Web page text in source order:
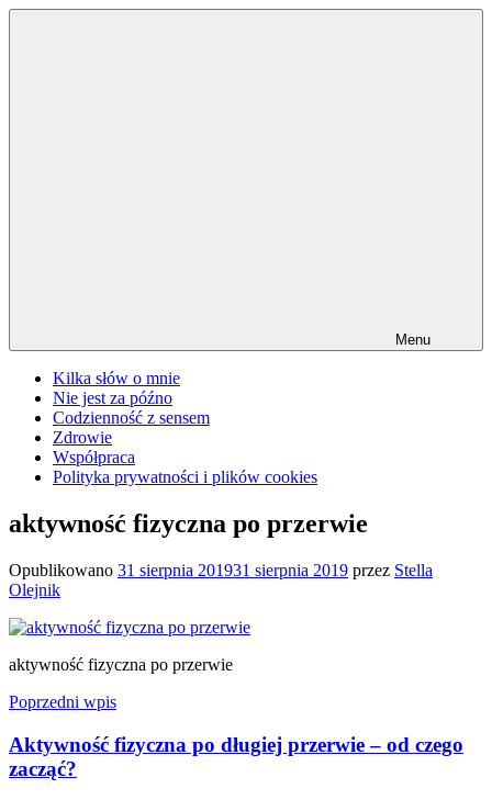
Przejdź
Menu
Kilka słów o mnie
Nie jest za późno
Codzienność z sensem
Zdrowie
Współpraca
Polityka prywatności i plików cookies
aktywność fizyczna po przerwie
Opublikowano 31 sierpnia 201931 sierpnia 2019 przez Stella
Olejnik
aktywność fizyczna po przerwie
Nawigacja
wpisu
Poprzedni wpis
Aktywność fizyczna po długiej przerwie – od czego
zacząć?